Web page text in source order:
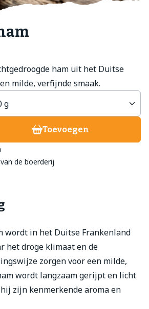
ham uit het Duitse
milde, verfijnde smaak.
Toevoegen
de boerderij
wordt in het Duitse Frankenland
het droge klimaat en de
zorgen voor een milde,
wordt langzaam gerijpt en licht
zijn kenmerkende aroma en